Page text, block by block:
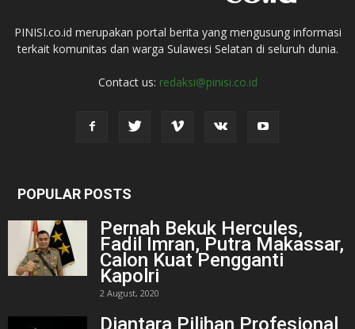
PINISI.co.id merupakan portal berita yang mengusung informasi
terkait komunitas dan warga Sulawesi Selatan di seluruh dunia.
Contact us: redaksi@pinisi.co.id
POPULAR POSTS
Pernah Bekuk Hercules,
Fadil Imran, Putra Makassar,
Calon Kuat Pengganti
Kapolri
2 August, 2020
Diantara Pilihan Profesional